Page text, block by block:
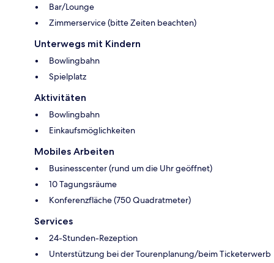
Bar/Lounge
Zimmerservice (bitte Zeiten beachten)
Unterwegs mit Kindern
Bowlingbahn
Spielplatz
Aktivitäten
Bowlingbahn
Einkaufsmöglichkeiten
Mobiles Arbeiten
Businesscenter (rund um die Uhr geöffnet)
10 Tagungsräume
Konferenzfläche (750 Quadratmeter)
Services
24-Stunden-Rezeption
Unterstützung bei der Tourenplanung/beim Ticketerwerb